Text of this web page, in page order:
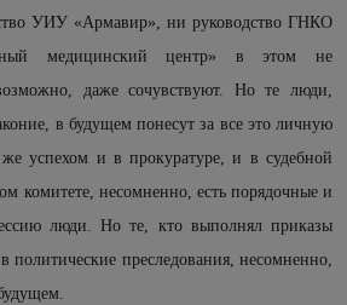
УИУ «Армавир», ни руководство ГНКО
медицинский центр» в этом не
даже сочувствуют. Но те люди,
в будущем понесут за все это личную
же успехом и в прокуратуре, и в судебной
комитете, несомненно, есть порядочные и
люди. Но те, кто выполнял приказы
политические преследования, несомненно,